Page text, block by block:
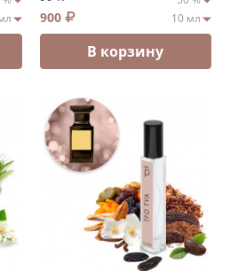
900
В корзину